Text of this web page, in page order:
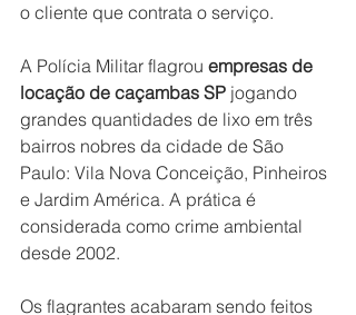
o cliente que contrata o serviço.
A Polícia Militar flagrou empresas de
locação de caçambas SP jogando
grandes quantidades de lixo em três
bairros nobres da cidade de São
Paulo: Vila Nova Conceição, Pinheiros
e Jardim América. A prática é
considerada como crime ambiental
desde 2002.
Os flagrantes acabaram sendo feitos